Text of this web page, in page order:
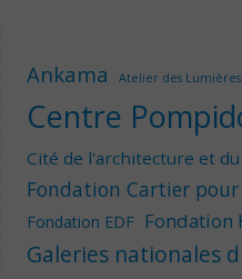
Ankama Atelier des Lumières
Centre
Cité de l'architecture et
Fondation Cartier
Fondation EDF Fondation
Galeries nationales